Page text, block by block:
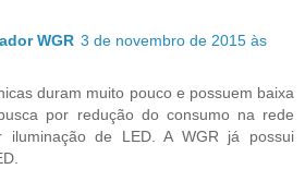
WGR 3 de novembro de 2015 às
duram muito pouco e possuem baixa
por redução do consumo na rede
iluminação de LED. A WGR já possui